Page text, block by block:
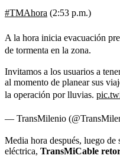
#TMAhora (2:53 p.m.)
A la hora inicia evacuación
de tormenta en la zona.
Invitamos a los usuarios a
al momento de planear sus
la operación por lluvias.
— TransMilenio
Media hora después, luego de
eléctrica, TransMiCable